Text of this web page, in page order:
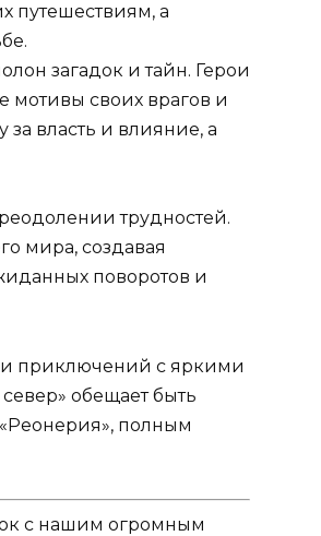
путешествиям, а
загадок и тайн. Герои
мотивы своих врагов и
власть и влияние, а
трудностей.
мира, создавая
поворотов и
и приключений с яркими
обещает быть
полным
с нашим огромным